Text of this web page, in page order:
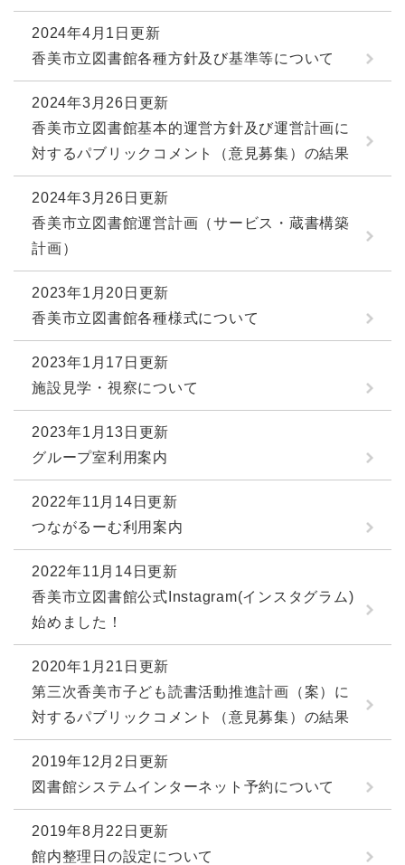
2024年4月1日更新
香美市立図書館各種方針及び基準等について
2024年3月26日更新
香美市立図書館基本的運営方針及び運営計画に
対するパブリックコメント（意見募集）の結果
2024年3月26日更新
香美市立図書館運営計画（サービス・蔵書構築
計画）
2023年1月20日更新
香美市立図書館各種様式について
2023年1月17日更新
施設見学・視察について
2023年1月13日更新
グループ室利用案内
2022年11月14日更新
つながるーむ利用案内
2022年11月14日更新
香美市立図書館公式Instagram(インスタグラム)
始めました！
2020年1月21日更新
第三次香美市子ども読書活動推進計画（案）に
対するパブリックコメント（意見募集）の結果
2019年12月2日更新
図書館システムインターネット予約について
2019年8月22日更新
館内整理日の設定について